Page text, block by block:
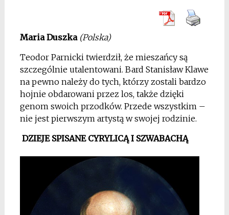
Maria Duszka (Polska)
Teodor Parnicki twierdził, że mieszańcy są
szczególnie utalentowani. Bard Stanisław Klawe
na pewno należy do tych, którzy zostali bardzo
hojnie obdarowani przez los, także dzięki
genom swoich przodków. Przede wszystkim –
nie jest pierwszym artystą w swojej rodzinie.
DZIEJE SPISANE CYRYLICĄ I SZWABACHĄ